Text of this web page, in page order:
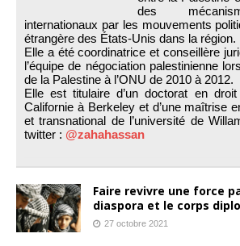
des
internationaux par les mouvements
étrangère des États-Unis dans la région.
Elle a été coordinatrice et conseillère
l’équipe de négociation palestinienne
de la Palestine à l’ONU de 2010 à 2012.
Elle est titulaire d’un doctorat en
Californie à Berkeley et d’une maîtrise
et transnational de l’université de
twitter : @zahahassan
Faire revivre une force
diaspora et le corps
27 octobre 2021